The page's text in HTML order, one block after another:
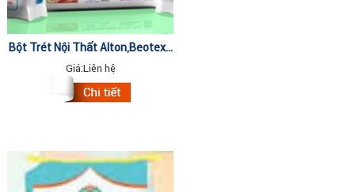
Bột Trét Nội Thất Alton,Beotex...
40kg
Giá:Liên hệ